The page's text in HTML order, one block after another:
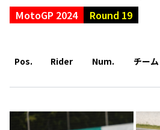
MotoGP 2024 Round 19
Pos. Rider Num. チーム